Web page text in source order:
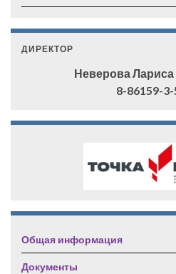
ДИРЕКТОР
Неверова
8-86159-
Общая информация
Документы